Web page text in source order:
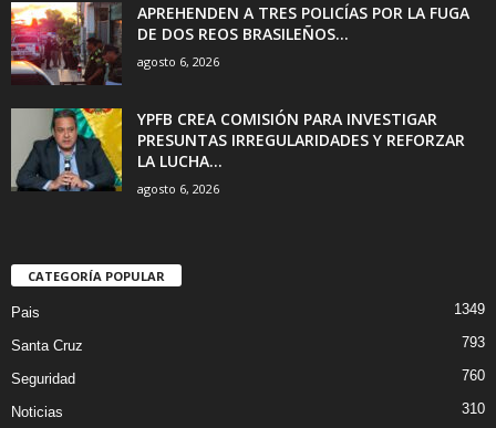
APREHENDEN A TRES POLICÍAS POR LA FUGA
DE DOS REOS BRASILEÑOS...
agosto 6, 2026
YPFB CREA COMISIÓN PARA INVESTIGAR
PRESUNTAS IRREGULARIDADES Y REFORZAR
LA LUCHA...
agosto 6, 2026
CATEGORÍA POPULAR
Pais 1349
Santa Cruz 793
Seguridad 760
Noticias 310